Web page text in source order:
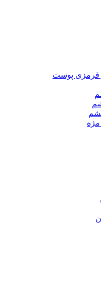
قرمزی پوست
مژه